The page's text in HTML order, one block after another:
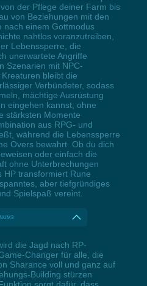
der Pflege deiner Farm bis
von Beziehungen mit den
nach einem Gottmodus
nahtlos voranzutreiben,
Lebenssperre, die
unerwartete Angriffe
Szenarien mit NPC-
bleibt die
Verbündeter, sodass
mächtige Ausrüstung
eingehen kannst, ohne
stärksten Momente
aus RPG- und
während die Lebenssperre
Overs bewahrt. Ob du dich
oder einfach die
ohne Unterbrechungen
HP transformiert Rune
aber tiefgründiges
Spielspaß vereint.
NUM3
die Jagd nach RP-
Changer für alle, die
Sharance voll und ganz auf
Building stürzen